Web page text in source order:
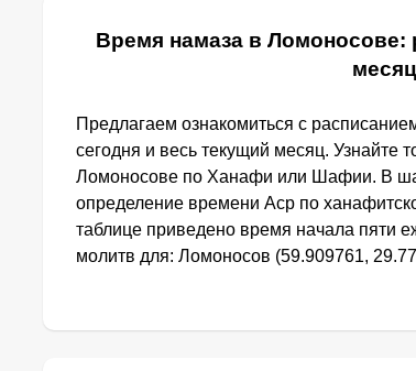
Время намаза в Ломоносове:
месяц
Предлагаем ознакомиться с
сегодня и весь текущий месяц. Узнайте
Ломоносове по Ханафи или Шафии. В
определение времени Аср по
таблице приведено время начала пяти
молитв для: Ломоносов (59.909761,